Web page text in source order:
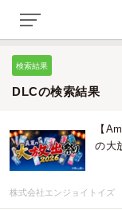
検索結果
DLCの検索結果
【
の大
株式会社エンジョイトイズ